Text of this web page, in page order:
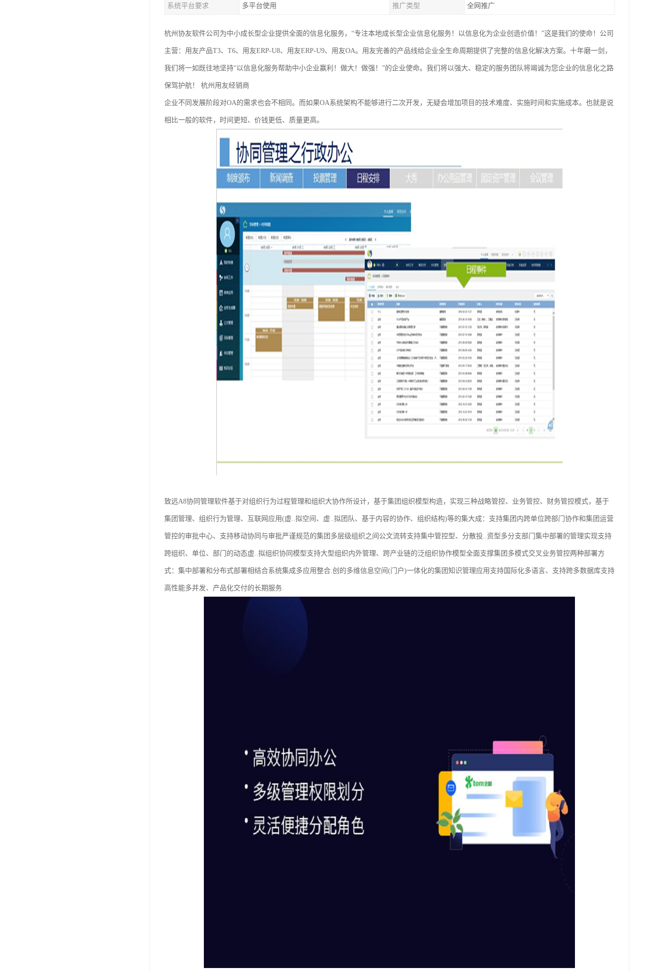
系统平台要求 多平台使用 推广类型 全网推广
杭州协友软件公司为中小成长型企业提供全面的信息化服务，“专注本地成长型企业信息化服务！以信息化为企业创造价值！”这是我们的使命！公司
主营：用友产品T3、T6、用友ERP-U8、用友ERP-U9、用友OA。用友完善的产品线给企业全生命周期提供了完整的信息化解决方案。十年磨一剑，
我们将一如既往地坚持“以信息化服务帮助中小企业赢利！做大！做强！”的企业使命。我们将以强大、稳定的服务团队将竭诚为您企业的信息化之路
保驾护航！ 杭州用友经销商
企业不同发展阶段对OA的需求也会不相同。而如果OA系统架构不能够进行二次开发，无疑会增加项目的技术难度、实施时间和实施成本。也就是说
相比一般的软件，时间更短、价钱更低、质量更高。
致远A8协同管理软件基于对组织行为过程管理和组织大协作所设计，基于集团组织模型构造，实现三种战略管控、业务管控、财务管控模式，基于
集团管理、组织行为管理、互联网应用(虚..拟空间、虚..拟团队、基于内容的协作、组织结构)等的集大成：支持集团内跨单位跨部门协作和集团运营
管控的审批中心、支持移动协同与审批严谨规范的集团多层级组织之间公文流转支持集中管控型、分散投..资型多分支部门集中部署的管理实现支持
跨组织、单位、部门的动态虚..拟组织协同模型支持大型组织内外管理、跨产业链的泛组织协作模型全面支撑集团多模式交叉业务管控两种部署方
式：集中部署和分布式部署相结合系统集成多应用整合.创的多维信息空间(门户)一体化的集团知识管理应用支持国际化多语言、支持跨多数据库支持
高性能多并发、产品化交付的长期服务.